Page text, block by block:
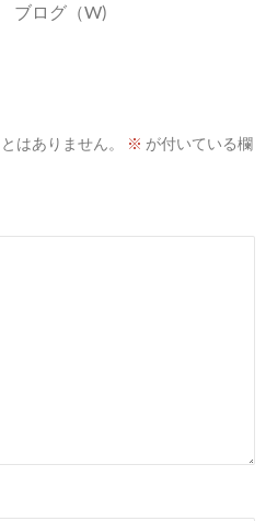
ブログ（W)
はありません。 ※ が付いている欄